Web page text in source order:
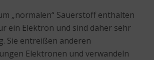
„normalen“ Sauerstoff enthalten
ein Elektron und sind daher sehr
Sie entreißen anderen
Elektronen und verwandeln